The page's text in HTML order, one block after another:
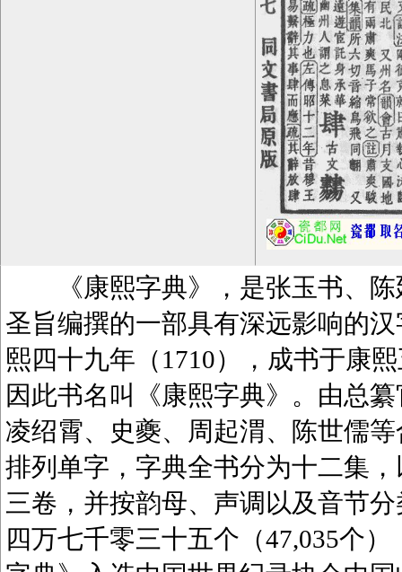
《康熙字典》，是张玉书、陈
圣旨编撰的一部具有深远影响的
熙四十九年（1710），成书于康
因此书名叫《康熙字典》。由总
凌绍霄、史夔、周起渭、陈世儒
排列单字，字典全书分为十二集
三卷，并按韵母、声调以及音节
四万七千零三十五个（47,035个